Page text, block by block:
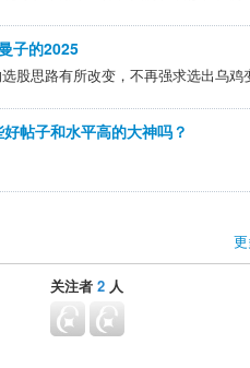
子的2025
帖子和水平高的大神吗？
关注者 2 人